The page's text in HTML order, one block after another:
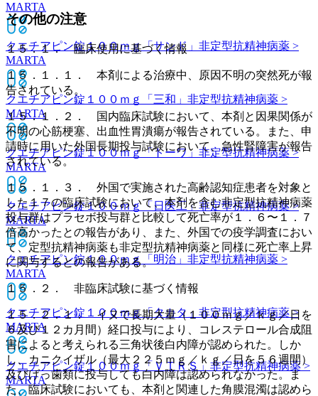
MARTA
クエチアピン錠１００ｍｇ「サンド」 非定型抗精神病薬 >
MARTA
クエチアピン錠１００ｍｇ「三和」 非定型抗精神病薬 >
MARTA
クエチアピン錠１００ｍｇ「トーワ」非定型抗精神病薬 >
MARTA
クエチアピン錠１００ｍｇ「日医工」非定型抗精神病薬 >
MARTA
クエチアピン錠１００ｍｇ「明治」 非定型抗精神病薬 >
MARTA
クエチアピン錠１００ｍｇ「タカタ」 非定型抗精神病薬 >
MARTA
クエチアピン錠１００ｍｇ「ＶＴＲＳ」 非定型抗精神病薬 >
MARTA
その他の注意
１５．１． 臨床使用に基づく情報
１５．１．１． 本剤による治療中、原因不明の突然死が報
告されている。
１５．１．２． 国内臨床試験において、本剤と因果関係が
不明の心筋梗塞、出血性胃潰瘍が報告されている。また、申
請時に用いた外国長期投与試験において、急性腎障害が報告
されている。
１５．１．３． 外国で実施された高齢認知症患者を対象と
した１７の臨床試験において、本剤を含む非定型抗精神病薬
投与群はプラセボ投与群と比較して死亡率が１．６〜１．７
倍高かったとの報告があり、また、外国での疫学調査におい
て、定型抗精神病薬も非定型抗精神病薬と同様に死亡率上昇
に関与するとの報告がある。
１５．２． 非臨床試験に基づく情報
１５．２．１． イヌで長期大量（１００ｍｇ／ｋｇ／日を
６及び１２カ月間）経口投与により、コレステロール合成阻
害によると考えられる三角状後白内障が認められた。しか
し、カニクイザル（最大２２５ｍｇ／ｋｇ／日を５６週間）
及びげっ歯類に投与しても白内障は認められなかった。ま
た、臨床試験においても、本剤と関連した角膜混濁は認めら